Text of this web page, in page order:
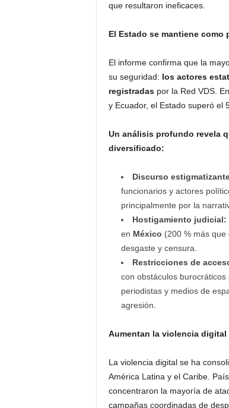
que resultaron ineficaces.
El Estado se mantiene como
El informe confirma que la
su seguridad: los actores
registradaspor la Red VDS.
y Ecuador, el Estado superó el
Un análisis profundo revela
diversificado:
Discurso
funcionarios y actores
principalmente por la
Hostigamiento judicial:
en México (200 % más
desgaste y censura.
Restricciones de
con obstáculos
periodistas y medios de
agresión.
Aumentan la violencia
La violencia digital se ha
América Latina y el Caribe.
concentraron la mayoría de
campañas coordinadas de